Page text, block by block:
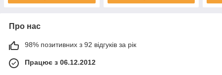
Про нас
98% позитивних з 92 відгуків за рік
Працює з 06.12.2012